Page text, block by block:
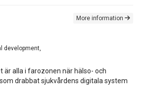
development,
More information
är alla i farozonen när hälso- och
drabbat sjukvårdens digitala system